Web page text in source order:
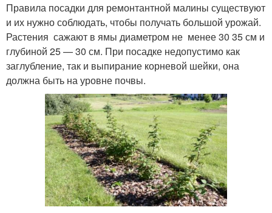
Правила посадки для ремонтантной малины существуют
и их нужно соблюдать, чтобы получать большой урожай.
Растения сажают в ямы диаметром не менее 30 35 см и
глубиной 25 — 30 см. При посадке недопустимо как
заглубление, так и выпирание корневой шейки, она
должна быть на уровне почвы.